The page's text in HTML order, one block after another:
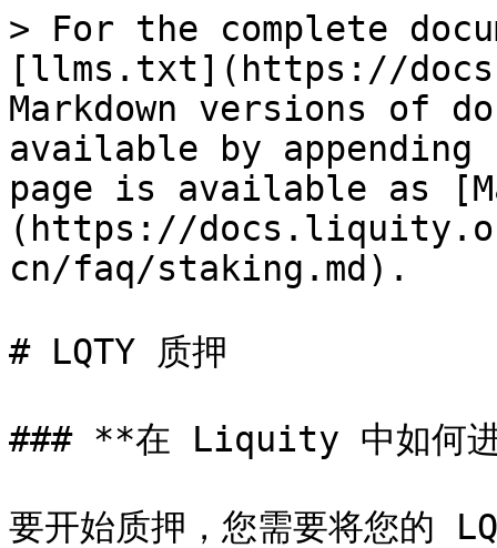
> For the complete
[llms.txt](https://
Markdown versions of
available by
page is available as
(https://
cn/faq/staking.md).
# LQTY 质押
### **在 Liquity 中如何进
要开始质押，您需要将您的